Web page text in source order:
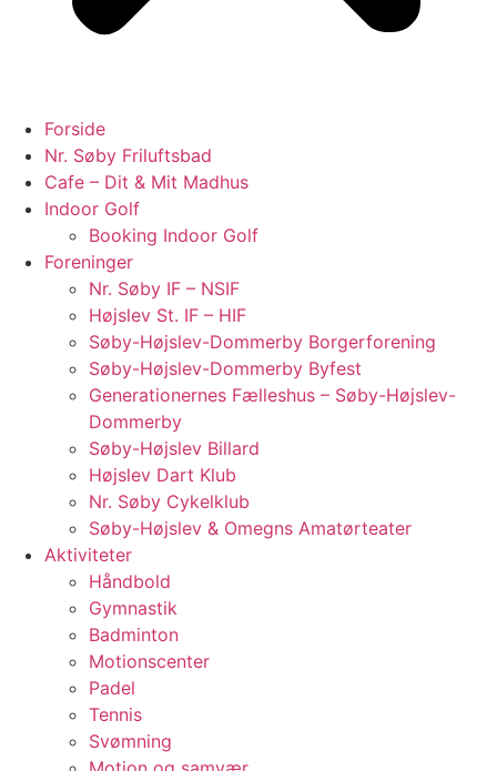
Forside
Nr. Søby Friluftsbad
Cafe – Dit & Mit Madhus
Indoor Golf
Booking Indoor Golf
Foreninger
Nr. Søby IF – NSIF
Højslev St. IF – HIF
Søby-Højslev-Dommerby Borgerforening
Søby-Højslev-Dommerby Byfest
Generationernes Fælleshus – Søby-Højslev-
Dommerby
Søby-Højslev Billard
Højslev Dart Klub
Nr. Søby Cykelklub
Søby-Højslev & Omegns Amatørteater
Aktiviteter
Håndbold
Gymnastik
Badminton
Motionscenter
Padel
Tennis
Svømning